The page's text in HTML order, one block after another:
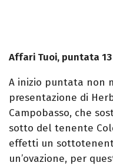
Affari Tuoi, puntata
A inizio puntata non
presentazione di
Campobasso, che
sotto del tenente
effetti un
un’ovazione, per